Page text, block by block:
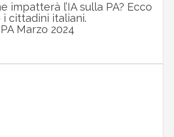
impatterà l’IA sulla PA? Ecco
cittadini italiani.
Marzo 2024